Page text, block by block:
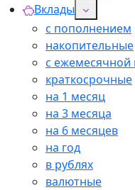
Вклады
с пополнением
накопительные
с ежемесячной
краткосрочные
на 1 месяц
на 3 месяца
на 6 месяцев
на год
в рублях
валютные